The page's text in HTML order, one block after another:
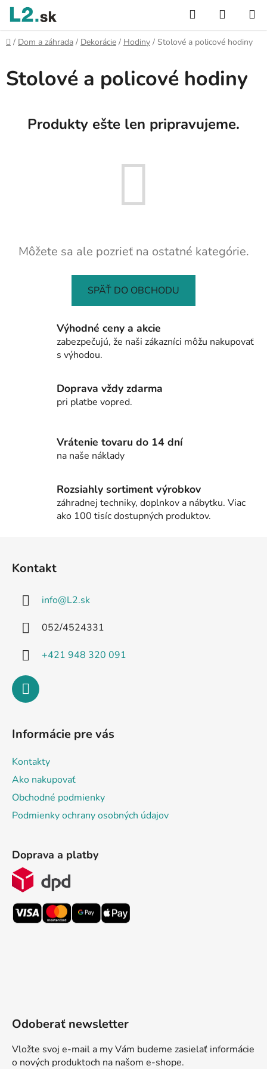
Prejsť
obsah
Hľadať
KOŠÍK
Domov
/ Dom a záhrada / Dekorácie / Hodiny / Stolové a policové hodiny
Stolové a policové hodiny
Produkty ešte len pripravujeme.
Môžete sa ale pozrieť na ostatné kategórie.
SPÄŤ DO OBCHODU
Výhodné ceny a akcie
zabezpečujú, že naši zákazníci môžu nakupovať
s výhodou.
Doprava vždy zdarma
pri platbe vopred.
Vrátenie tovaru do 14 dní
na naše náklady
Rozsiahly sortiment výrobkov
záhradnej techniky, doplnkov a nábytku. Viac
ako 100 tisíc dostupných produktov.
Kontakt
info@L2.sk
052/4524331
+421 948 320 091
Informácie pre vás
Kontakty
Ako nakupovať
Obchodné podmienky
Podmienky ochrany osobných údajov
Doprava a platby
Odoberať newsletter
Vložte svoj e-mail a my Vám budeme zasielať informácie
o nových produktoch na našom e-shope.